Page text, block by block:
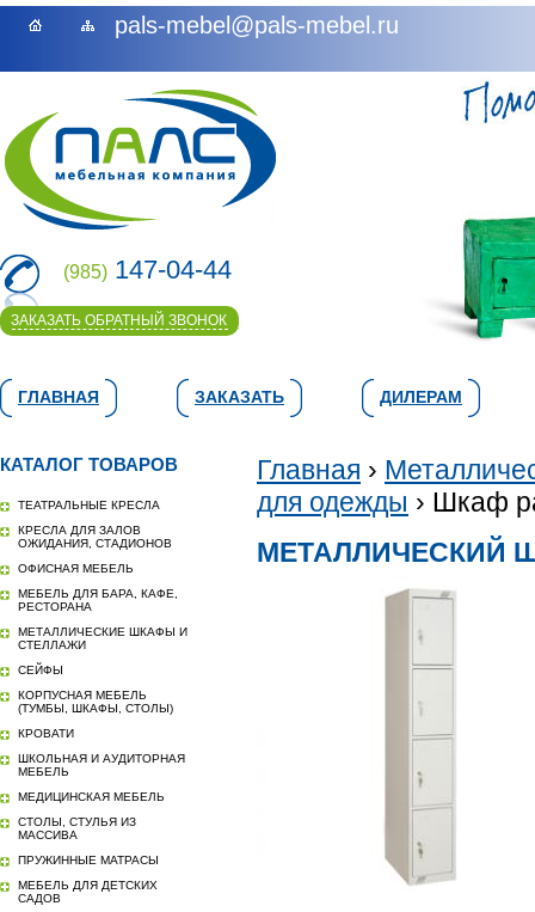
pals-mebel@pals-mebel.ru
(985) 147-04-44
ЗАКАЗАТЬ ОБРАТНЫЙ ЗВОНОК
ГЛАВНАЯ ЗАКАЗАТЬ ДИЛЕРАМ
КАТАЛОГ ТОВАРОВ
ТЕАТРАЛЬНЫЕ КРЕСЛА
КРЕСЛА ДЛЯ ЗАЛОВ
ОЖИДАНИЯ, СТАДИОНОВ
ОФИСНАЯ МЕБЕЛЬ
МЕБЕЛЬ ДЛЯ БАРА, КАФЕ,
РЕСТОРАНА
МЕТАЛЛИЧЕСКИЕ ШКАФЫ И
СТЕЛЛАЖИ
СЕЙФЫ
КОРПУСНАЯ МЕБЕЛЬ
(ТУМБЫ, ШКАФЫ, СТОЛЫ)
КРОВАТИ
ШКОЛЬНАЯ И АУДИТОРНАЯ
МЕБЕЛЬ
МЕДИЦИНСКАЯ МЕБЕЛЬ
СТОЛЫ, СТУЛЬЯ ИЗ
МАССИВА
ПРУЖИННЫЕ МАТРАСЫ
МЕБЕЛЬ ДЛЯ ДЕТСКИХ
САДОВ
Главная ›
для одежды › Шкаф
МЕТАЛЛИЧЕСКИЙ